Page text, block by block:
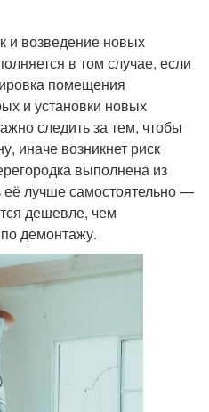
и возведение новых
в том случае, если
помещения
и установки новых
следить за тем, чтобы
иначе возникнет риск
выполнена из
её лучше самостоятельно —
дешевле, чем
демонтажу.